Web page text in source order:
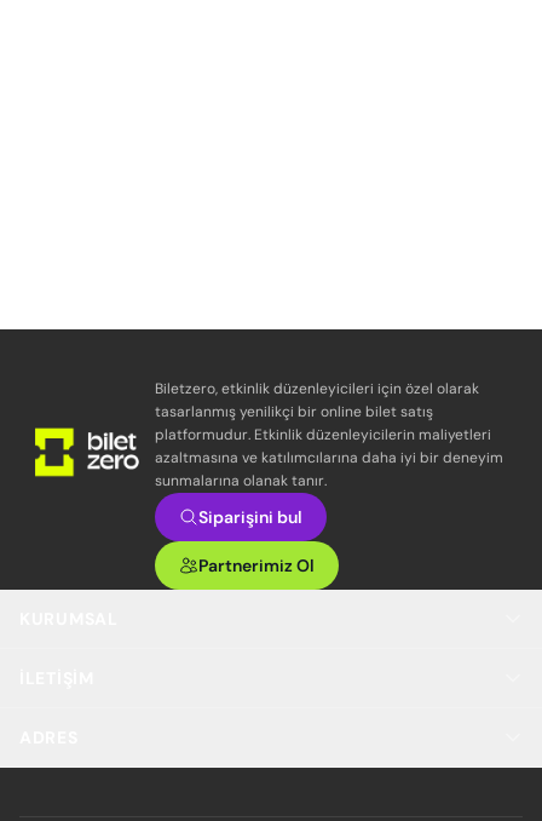
Biletzero, etkinlik düzenleyicileri için özel olarak
tasarlanmış yenilikçi bir online bilet satış
platformudur. Etkinlik düzenleyicilerin maliyetleri
azaltmasına ve katılımcılarına daha iyi bir deneyim
sunmalarına olanak tanır.
Siparişini bul
Partnerimiz Ol